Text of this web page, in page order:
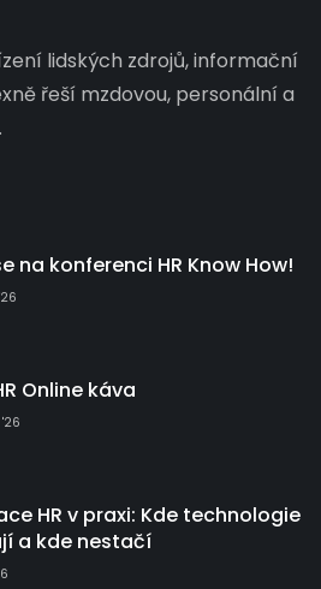
lidských zdrojů, informační
řeší mzdovou, personální a
na konferenci HR Know How!
Online káva
HR v praxi: Kde technologie
a kde nestačí